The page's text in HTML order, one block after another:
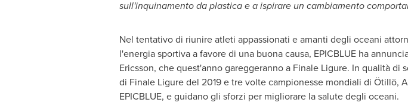
sull'inquinamento da plastica e a ispirare un cambiamento
Nel tentativo di riunire atleti appassionati e amanti degli oceani
l'energia sportiva a favore di una buona causa, EPICBLUE ha
Ericsson, che quest'anno gareggeranno a Finale Ligure. In qualità di
di Finale Ligure del 2019 e tre volte campionesse mondiali di Ötillö,
EPICBLUE, e guidano gli sforzi per migliorare la salute degli oceani.